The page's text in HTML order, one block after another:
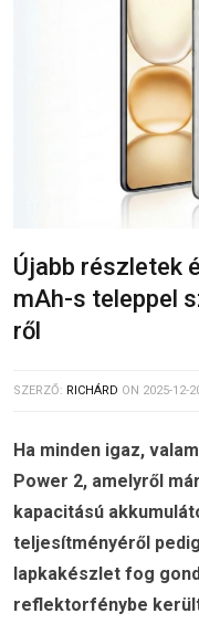
Újabb részletek
mAh-s teleppel
ről
SZERZŐ: RICHÁRD ON 2025-12-
Ha minden igaz,
Power 2, amelyről
kapacitású
teljesítményéről
lapkakészlet fog
reflektorfénybe